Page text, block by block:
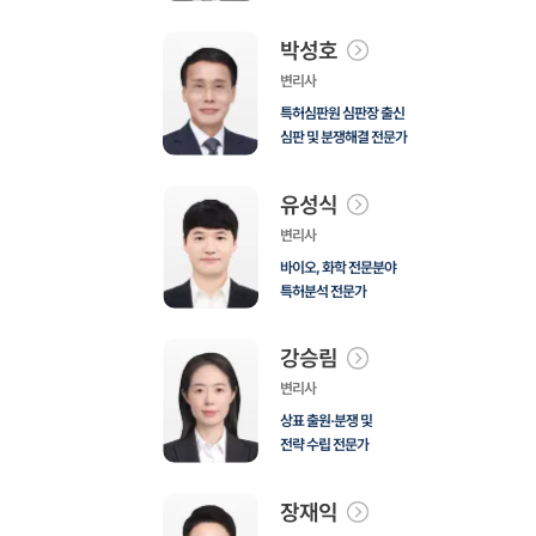
박성호
변리사
특허심판원 심판장 출신
심판 및 분쟁해결 전문가
유성식
변리사
바이오, 화학 전문분야
특허분석 전문가
강승림
변리사
상표 출원·분쟁 및
전략 수립 전문가
장재익